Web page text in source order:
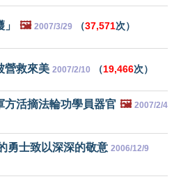
🖼️ 2007/3/29 （37,571次）
營救來美 2007/2/10 （19,466次）
方活摘法輪功學員器官 🖼️ 2007/2/4
勇士致以深深的敬意 2006/12/9